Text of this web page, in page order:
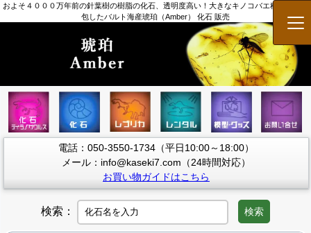
およそ４０００万年前の針葉樹の樹脂の化石、透明度高い！大きなキノコバエ科の虫を内
包したバルト海産琥珀（Amber） 化石 販売
メ
電話：050-3550-1734（平日10:00～18:00）
メール：info@kaseki7.com（24時間対応）
お買い物ガイドはこちら
検索： 検索